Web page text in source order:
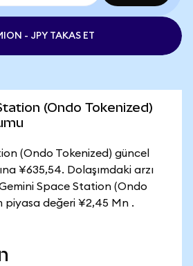
- JPY TAKAS ET
(Ondo Tokenized)
(Ondo Tokenized) güncel
¥635,54. Dolaşımdaki arzı
Space Station (Ondo
piyasa değeri ¥2,45 Mn .